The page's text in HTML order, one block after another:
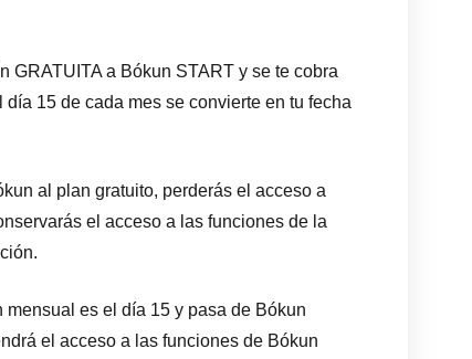
GRATUITA a Bókun START y se te cobra
15 de cada mes se convierte en tu fecha
al plan gratuito, perderás el acceso a
el acceso a las funciones de la
es el día 15 y pasa de Bókun
el acceso a las funciones de Bókun